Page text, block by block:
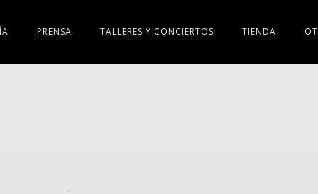
PRENSA TALLERES Y CONCIERTOS TIENDA